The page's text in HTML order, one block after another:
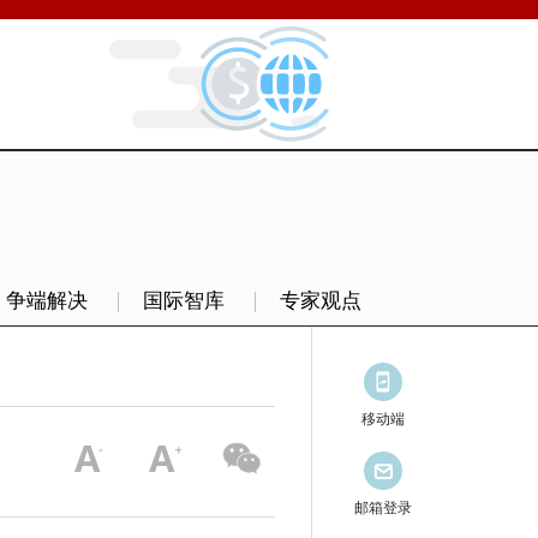
争端解决 国际智库 专家观点
移动端
邮箱登录